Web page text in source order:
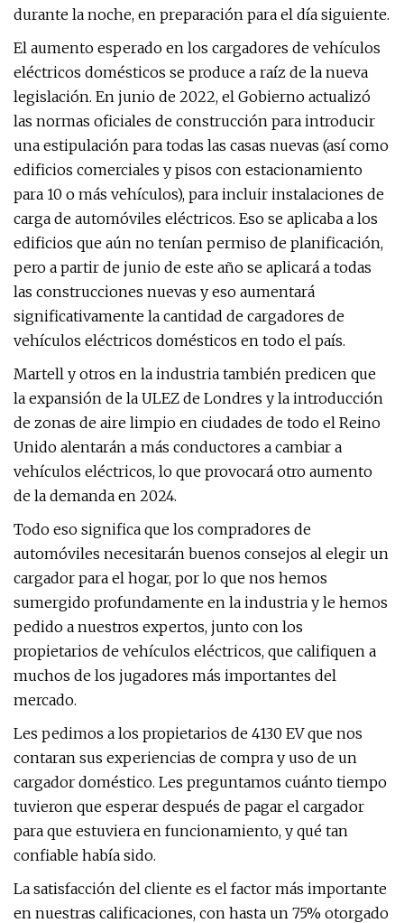
durante la noche, en preparación para el día siguiente.
El aumento esperado en los cargadores de vehículos
eléctricos domésticos se produce a raíz de la nueva
legislación. En junio de 2022, el Gobierno actualizó
las normas oficiales de construcción para introducir
una estipulación para todas las casas nuevas (así como
edificios comerciales y pisos con estacionamiento
para 10 o más vehículos), para incluir instalaciones de
carga de automóviles eléctricos. Eso se aplicaba a los
edificios que aún no tenían permiso de planificación,
pero a partir de junio de este año se aplicará a todas
las construcciones nuevas y eso aumentará
significativamente la cantidad de cargadores de
vehículos eléctricos domésticos en todo el país.
Martell y otros en la industria también predicen que
la expansión de la ULEZ de Londres y la introducción
de zonas de aire limpio en ciudades de todo el Reino
Unido alentarán a más conductores a cambiar a
vehículos eléctricos, lo que provocará otro aumento
de la demanda en 2024.
Todo eso significa que los compradores de
automóviles necesitarán buenos consejos al elegir un
cargador para el hogar, por lo que nos hemos
sumergido profundamente en la industria y le hemos
pedido a nuestros expertos, junto con los
propietarios de vehículos eléctricos, que califiquen a
muchos de los jugadores más importantes del
mercado.
Les pedimos a los propietarios de 4130 EV que nos
contaran sus experiencias de compra y uso de un
cargador doméstico. Les preguntamos cuánto tiempo
tuvieron que esperar después de pagar el cargador
para que estuviera en funcionamiento, y qué tan
confiable había sido.
La satisfacción del cliente es el factor más importante
en nuestras calificaciones, con hasta un 75% otorgado